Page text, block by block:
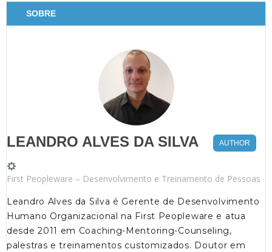
SOBRE
LEANDRO ALVES DA SILVA AUTHOR
First Peopleware – Desenvolvimento e Treinamento de Pessoas
Leandro Alves da Silva é Gerente de Desenvolvimento
Humano Organizacional na First Peopleware e atua
desde 2011 em Coaching-Mentoring-Counseling,
palestras e treinamentos customizados. Doutor em